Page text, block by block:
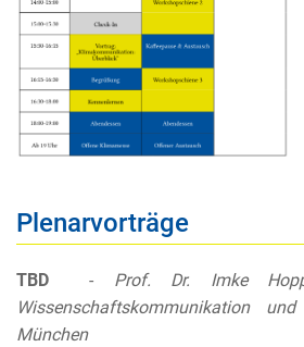
Plenarvorträge
TBD - Prof. Dr. Imke
Wissenschaftskommunikation
München